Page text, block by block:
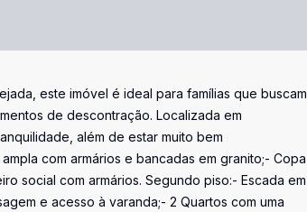
este imóvel é ideal para famílias que buscam
de descontração. Localizada em
além de estar muito bem
com armários e bancadas em granito;- Copa
social com armários. Segundo piso:- Escada em
e acesso à varanda;- 2 Quartos com uma